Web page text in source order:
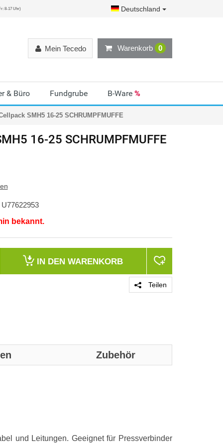
8-17 Uhr) Deutschland
Warenkorb 0
Mein Tecedo
& Büro Fundgrube B-Ware %
SMH5 16-25 SCHRUMPFMUFFE
16-25 SCHRUMPFMUFFE
U77622953
bekannt.
IN DEN WARENKORB
Teilen
Zubehör
und Leitungen. Geeignet für Pressverbinder